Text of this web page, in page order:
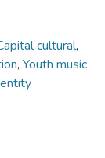
cultural,
, Youth music